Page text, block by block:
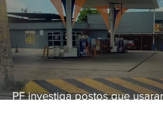
PF investiga postos que usaram